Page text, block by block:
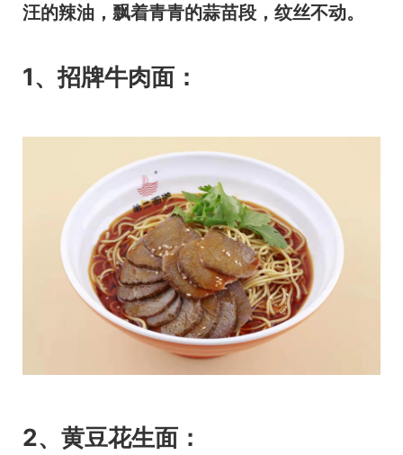
汪的辣油，飘着青青的蒜苗段，纹丝不动。
1、招牌牛肉面：
2、黄豆花生面：